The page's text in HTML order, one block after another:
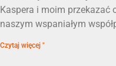
Kaspera i moim przekazać
naszym wspaniałym
Czytaj więcej "